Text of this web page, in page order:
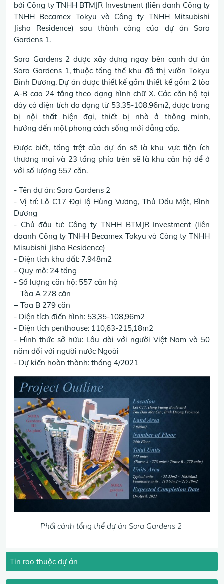
bởi Công ty TNHH BTMJR Investment (liên danh Công ty
TNHH Becamex Tokyu và Công ty TNHH Mitsubishi
Jisho Residence) sau thành công của dự án Sora
Gardens 1.
Sora Gardens 2 được xây dựng ngay bên cạnh dự án
Sora Gardens 1, thuộc tổng thể khu đô thị vườn Tokyu
Bình Dương. Dự án được thiết kế gồm thiết kế gồm 2 tòa
A-B cao 24 tầng theo dạng hình chữ X. Các căn hộ tại
đây có diện tích đa dạng từ 53,35-108,96m2, được trang
bị nội thất hiện đại, thiết bị nhà ở thông minh,
hướng đến một phong cách sống mới đẳng cấp.
Được biết, tầng trệt của dự án sẽ là khu vực tiện ích
thương mại và 23 tầng phía trên sẽ là khu căn hộ để ở
với số lượng 557 căn.
- Tên dự án: Sora Gardens 2
- Vị trí: Lô C17 Đại lộ Hùng Vương, Thủ Dầu Một, Bình
Dương
- Chủ đầu tư: Công ty TNHH BTMJR Investment (liên
doanh Công ty TNHH Becamex Tokyu và Công ty TNHH
Misubishi Jisho Residence)
- Diện tích khu đất: 7.948m2
- Quy mô: 24 tầng
- Số lượng căn hộ: 557 căn hộ
+ Tòa A 278 căn
+ Tòa B 279 căn
- Diện tích điển hình: 53,35-108,96m2
- Diện tích penthouse: 110,63-215,18m2
- Hình thức sở hữu: Lâu dài với người Việt Nam và 50
năm đối với người nước Ngoài
- Dự kiến hoàn thành: tháng 4/2021
Phối cảnh tổng thể dự án Sora Gardens 2
Tin rao thuộc dự án